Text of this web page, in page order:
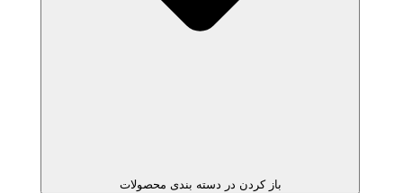
باز کردن در دسته بندی محصولات